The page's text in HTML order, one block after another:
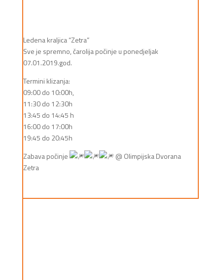
Ledena kraljica “Zetra”
Sve je spremno, čarolija počinje u ponedjeljak
07.01.2019.god.
Termini klizanja:
09:00 do 10:00h,
11:30 do 12:30h
13:45 do 14:45 h
16:00 do 17:00h
19:45 do 20:45h
Zabava počinje
@ Olimpijska Dvorana
Zetra